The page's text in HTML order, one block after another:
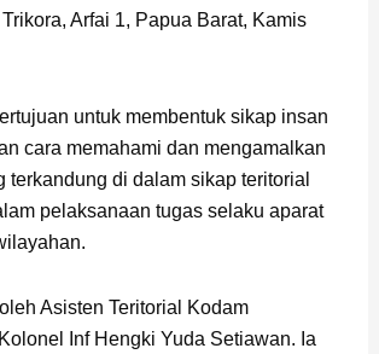
Arfai 1, Papua Barat, Kamis
untuk membentuk sikap insan
cara memahami dan mengamalkan
terkandung di dalam sikap teritorial
pelaksanaan tugas selaku aparat
Asisten Teritorial Kodam
Inf Hengki Yuda Setiawan. Ia